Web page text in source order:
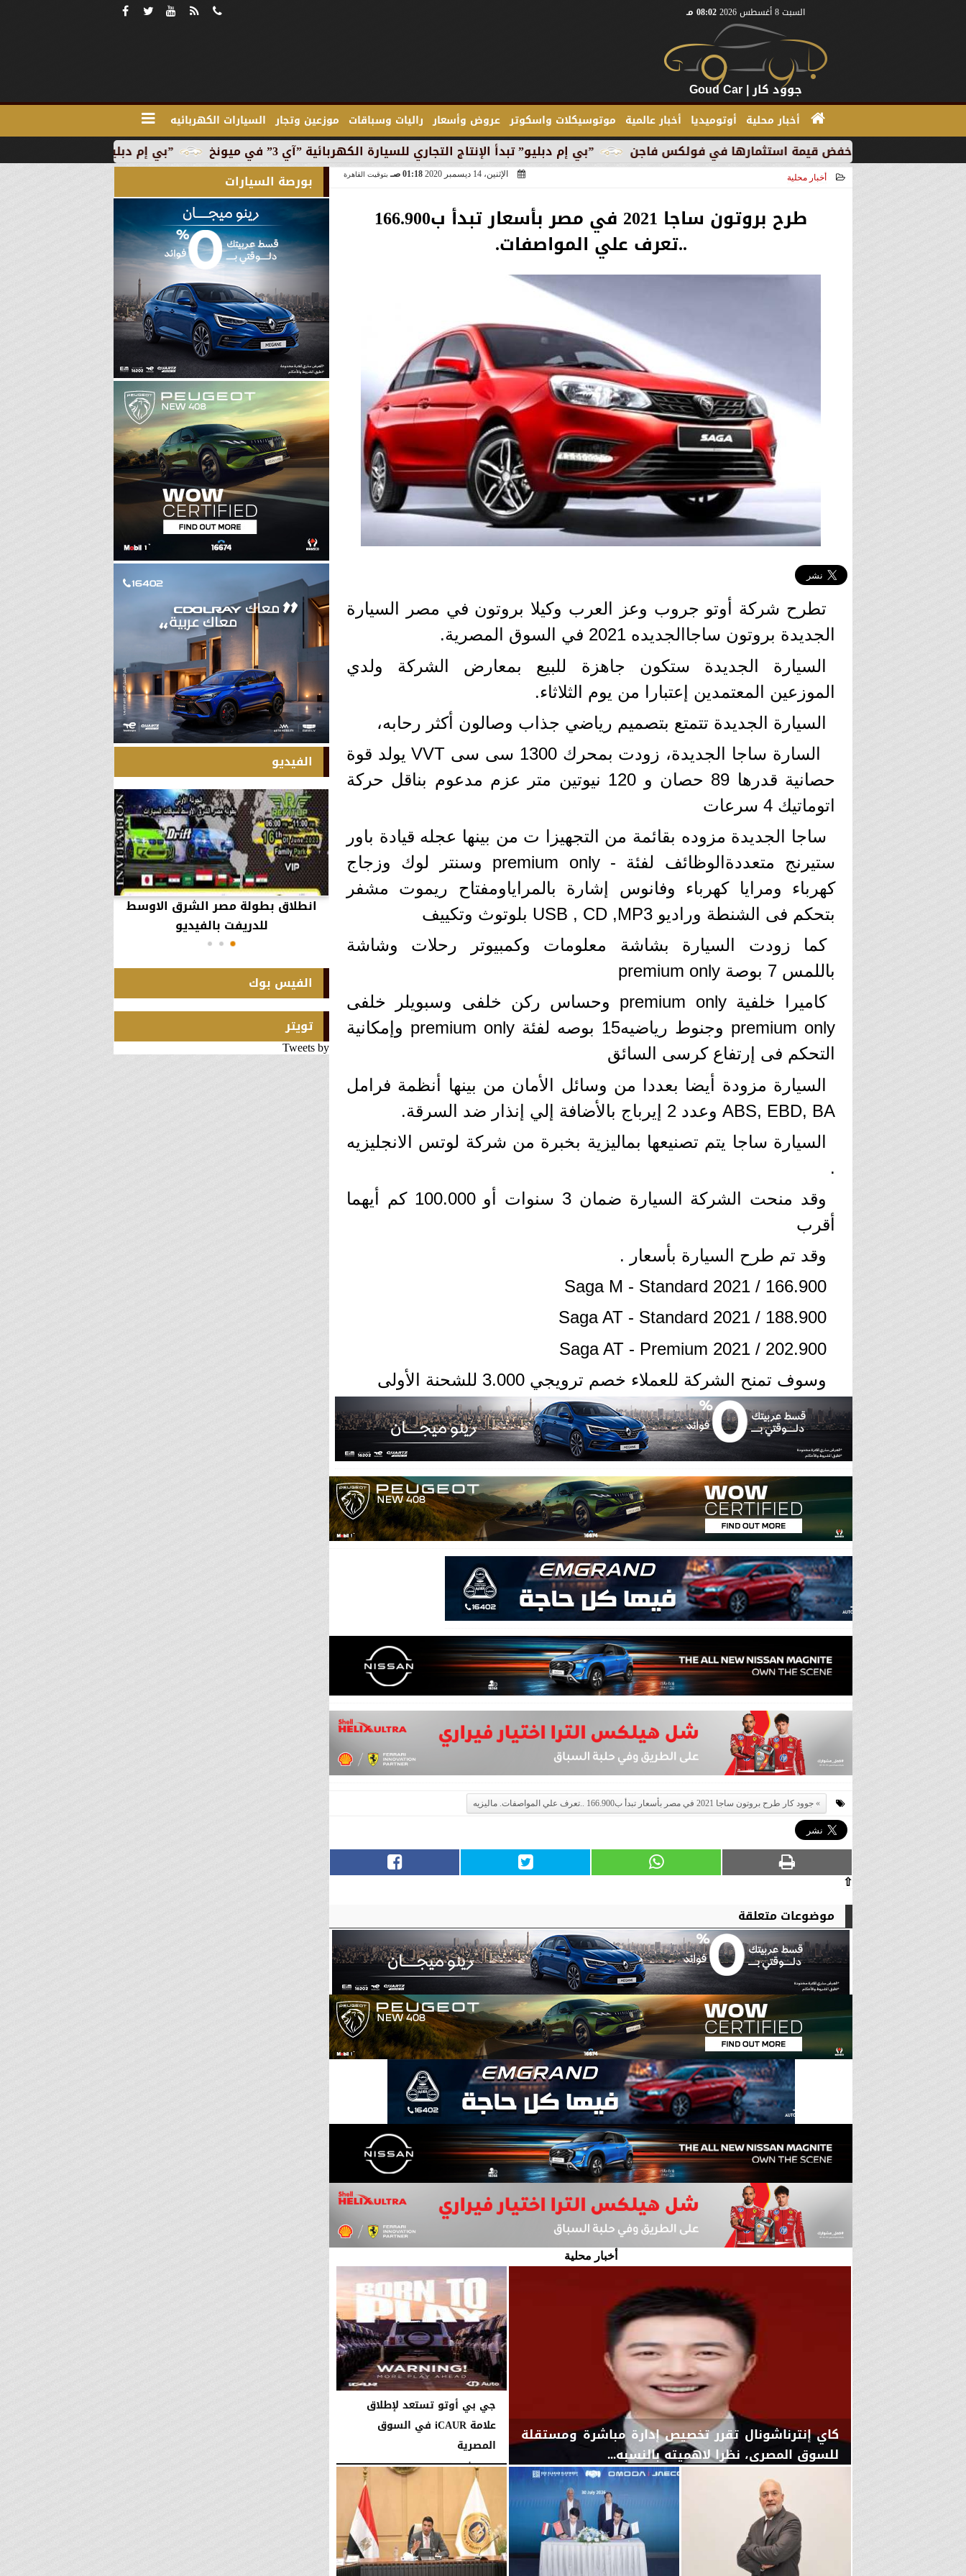
السبت 8 أغسطس 2026 08:02 مـ
جوود كار | Goud Car
أخبار محلية أوتوميديا أخبار عالمية موتوسيكلات واسكوتر عروض وأسعار راليات وسباقات موزعين وتجار السيارات الكهربائيه
”بي إم دبليو” تبدأ الإنتاج التجاري للسيارة الكهربائية ”بي إم دبليو” تبدأ الإنتاج التجاري للسيارة الكهربائية ”آي 3” في ميونخ بسبب خفض قيمة استثمارها في فولكس فاجن
أخبار محلية الإثنين، 14 ديسمبر 2020 01:18 صـ بتوقيت القاهرة
طرح بروتون ساجا 2021 في مصر بأسعار تبدأ ب166.900
..تعرف علي المواصفات.
تطرح شركة أوتو جروب وعز العرب وكيلا بروتون في مصر السيارة
الجديدة بروتون ساجاالجديده 2021 في السوق المصرية.
السيارة الجديدة ستكون جاهزة للبيع بمعارض الشركة ولدي
الموزعين المعتمدين إعتبارا من يوم الثلاثاء.
السيارة الجديدة تتمتع بتصميم رياضي جذاب وصالون أكثر رحابه،
السارة ساجا الجديدة، زودت بمحرك 1300 سى سى VVT يولد قوة
حصانية قدرها 89 حصان و 120 نيوتين متر عزم مدعوم بناقل حركة
اتوماتيك 4 سرعات
ساجا الجديدة مزوده بقائمة من التجهيزا ت من بينها عجله قيادة باور
ستيرنج متعددةالوظائف لفئة - premium only وسنتر لوك وزجاج
كهرباء ومرايا كهرباء وفانوس إشارة بالمراياومفتاح ريموت مشفر
بتحكم فى الشنطة وراديو USB , CD ,MP3 بلوتوث وتكييف
كما زودت السيارة بشاشة معلومات وكمبيوتر رحلات وشاشة
باللمس 7 بوصة premium only
كاميرا خلفية premium only وحساس ركن خلفى وسبويلر خلفى
premium only وجنوط رياضيه15 بوصه لفئة premium only وإمكانية
التحكم فى إرتفاع كرسى السائق
السيارة مزودة أيضا بعددا من وسائل الأمان من بينها أنظمة فرامل
ABS, EBD, BA وعدد 2 إيرباج بالأضافة إلي إنذار ضد السرقة.
السيارة ساجا يتم تصنيعها بماليزية بخبرة من شركة لوتس الانجليزيه
.
وقد منحت الشركة السيارة ضمان 3 سنوات أو 100.000 كم أيهما
أقرب
وقد تم طرح السيارة بأسعار .
Saga M - Standard 2021 / 166.900
Saga AT - Standard 2021 / 188.900
Saga AT - Premium 2021 / 202.900
وسوف تمنح الشركة للعملاء خصم ترويجي 3.000 للشحنة الأولى
جوود كار طرح بروتون ساجا 2021 في مصر بأسعار تبدأ ب166.900 ..تعرف علي المواصفات. ماليزيه
⇧
موضوعات متعلقة
أخبار محلية
كاي إنترناشونال تقرر تخصيص إدارة مباشرة ومستقلة
للسوق المصري، نظرا لاهميته بالنسبه...
جي بي أوتو تستعد لإطلاق
علامة iCAUR في السوق
المصرية
الجمعة، 7 أغسطس 2026 12:17 صـ
بورصة السيارات
الفيديو
في واقعة غريبة، تعطلت سيارة ملك
السويد بعد تحركها لثوانٍ معدودة.
انطلاق بطولة مصر الشرق الاوسط
للدريفت بالفيديو
الفيس بوك
تويتر
Tweets by